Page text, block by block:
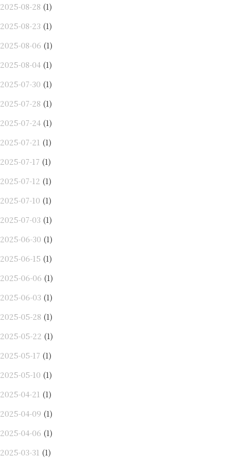
2025-08-28 (1)
2025-08-23 (1)
2025-08-06 (1)
2025-08-04 (1)
2025-07-30 (1)
2025-07-28 (1)
2025-07-24 (1)
2025-07-21 (1)
2025-07-17 (1)
2025-07-12 (1)
2025-07-10 (1)
2025-07-03 (1)
2025-06-30 (1)
2025-06-15 (1)
2025-06-06 (1)
2025-06-03 (1)
2025-05-28 (1)
2025-05-22 (1)
2025-05-17 (1)
2025-05-10 (1)
2025-04-21 (1)
2025-04-09 (1)
2025-04-06 (1)
2025-03-31 (1)